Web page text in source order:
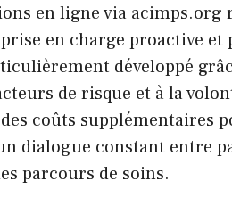
en ligne via
en charge proactive et
développé
de risque et à la
coûts supplémentaires
dialogue constant entre
parcours de soins.